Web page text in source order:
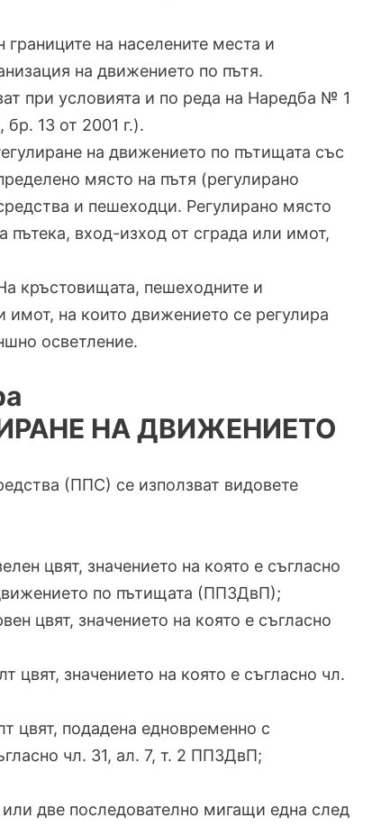
на населените места и
на движението по пътя.
при условията и по реда на Наредба № 1
13 от 2001 г.).
на движението по пътищата със
място на пътя (регулирано
и пешеходци. Регулирано място
вход-изход от сграда или имот,
кръстовищата, пешеходните и
имот, на които движението се регулира
осветление.
НА ДВИЖЕНИЕТО
(ППС) се използват видовете
цвят, значението на която е съгласно
по пътищата (ППЗДвП);
цвят, значението на която е съгласно
цвят, значението на която е съгласно чл.
цвят, подадена едновременно с
чл. 31, ал. 7, т. 2 ППЗДвП;
две последователно мигащи една след